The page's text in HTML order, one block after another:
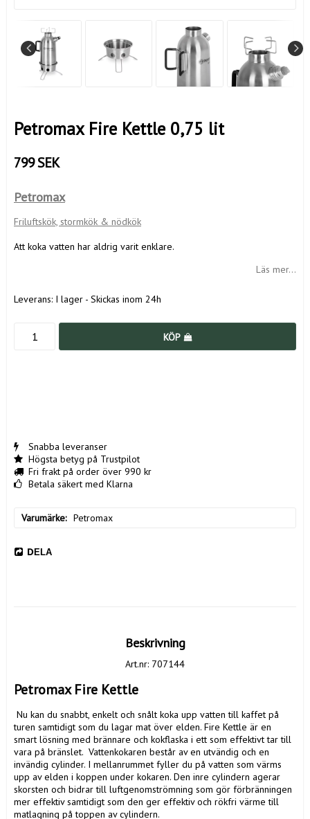
Petromax Fire Kettle 0,75 lit
799 SEK
Petromax
Friluftskök, stormkök & nödkök
Att koka vatten har aldrig varit enklare.
Läs mer...
Leverans: I lager - Skickas inom 24h
KÖP
Snabba leveranser
Högsta betyg på Trustpilot
Fri frakt på order över 990 kr
Betala säkert med Klarna
Varumärke Petromax
DELA
Beskrivning
Art.nr: 707144
Petromax Fire Kettle
turen samtidigt som du lagar mat över elden. Fire Kettle är en
smart lösning med brännare och kokflaska i ett som effektivt tar till
vara på bränslet.  Vattenkokaren består av en utvändig och en
invändig cylinder. I mellanrummet fyller du på vatten som värms
upp av elden i koppen under kokaren. Den inre cylindern agerar
skorsten och bidrar till luftgenomströmning som gör förbränningen
mer effektiv samtidigt som den ger effektiv och rökfri värme till
matlagning på toppen av cylindern.